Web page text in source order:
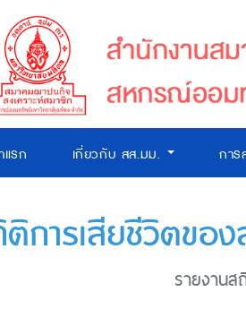
แรก เกี่ยวกับ สส.มม. การ
การเสียชีวิตขอ
รายงาน